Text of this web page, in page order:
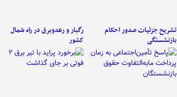
تشریح جزئیات صدور احکام
بازنشستگی
رگبار و رعدوبرق در راه شمال
کشور